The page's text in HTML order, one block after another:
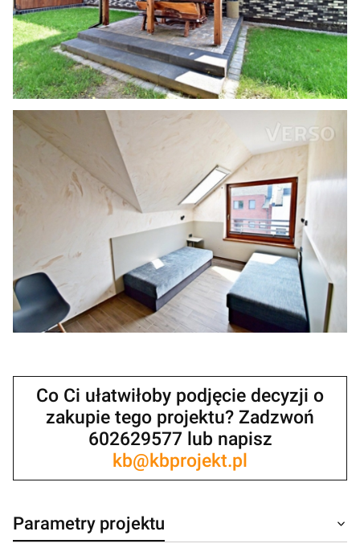
Co Ci ułatwiłoby podjęcie decyzji o
zakupie tego projektu? Zadzwoń
602629577 lub napisz
kb@kbprojekt.pl
Parametry projektu